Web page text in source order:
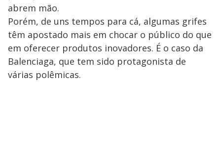
abrem mão.
Porém, de uns tempos para cá, algumas grifes
têm apostado mais em chocar o público do que
em oferecer produtos inovadores. É o caso da
Balenciaga, que tem sido protagonista de
várias polêmicas.